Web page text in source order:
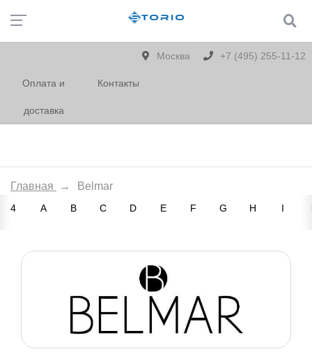
Москва +7 (495) 255-11-12
Оплата и
доставка
Контакты
Главная → Belmar
4 A B C D E F G H I